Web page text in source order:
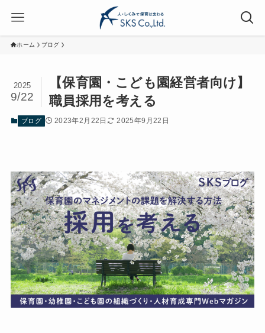
ホーム ブログ
【保育園・こども園経営者向け】
職員採用を考える
2025
9/22
ブログ 2023年2月22日 2025年9月22日